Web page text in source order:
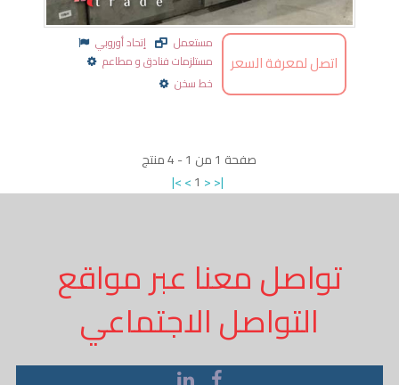
اتصل لمعرفة السعر
مستعمل
إتحاد أوروبي
مستلزمات فنادق و مطاعم
خط سخن
صفحة 1من 1
-
4منتج
|<<1 >>|
تواصل معنا عبر مواقع
التواصل الاجتماعي